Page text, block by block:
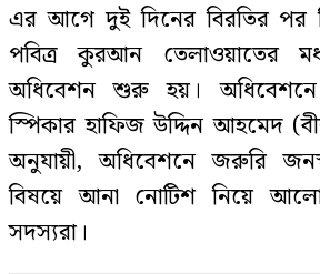
এর আগে দুই দিনের বিরতির পর
পবিত্র কুরআন তেলাওয়াতের
অধিবেশন শুরু হয়। অধিবেশনে
স্পিকার হাফিজ উদ্দিন আহমেদ
অনুযায়ী, অধিবেশনে জরুরি
বিষয়ে আনা নোটিশ নিয়ে
সদস্যরা।